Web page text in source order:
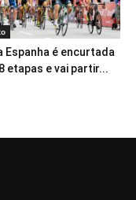
Espanha é encurtada
etapas e vai partir...